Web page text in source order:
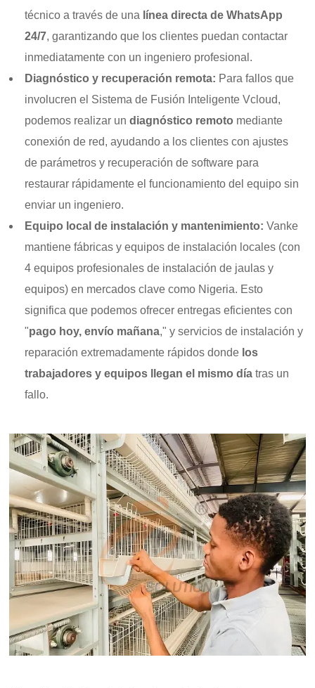
técnico a través de una línea directa de WhatsApp
24/7, garantizando que los clientes puedan contactar
inmediatamente con un ingeniero profesional.
Diagnóstico y recuperación remota: Para fallos que
involucren el Sistema de Fusión Inteligente Vcloud,
podemos realizar undiagnóstico remoto mediante
conexión de red, ayudando a los clientes con ajustes
de parámetros y recuperación de software para
restaurar rápidamente el funcionamiento del equipo sin
enviar un ingeniero.
Equipo local de instalación y mantenimiento: Vanke
mantiene fábricas y equipos de instalación locales (con
4 equipos profesionales de instalación de jaulas y
equipos) en mercados clave como Nigeria. Esto
significa que podemos ofrecer entregas eficientes con
"pago hoy, envío mañana," y servicios de instalación y
reparación extremadamente rápidos donde los
trabajadores y equipos llegan el mismo día tras un
fallo.